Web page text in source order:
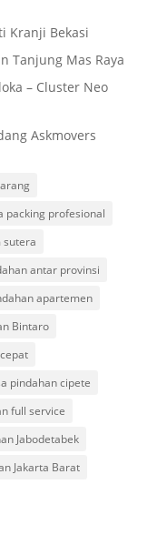
Kranji Bekasi
Tanjung Mas Raya
– Cluster Neo
Askmovers
packing profesional
sutera
antar provinsi
apartemen
Bintaro
pindahan cipete
full service
Jabodetabek
Jakarta Barat